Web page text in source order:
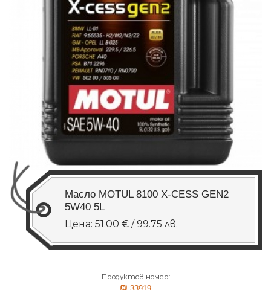
Масло MOTUL 8100 X-CESS GEN2
5W40 5L
Цена: 51.00 € / 99.75 лв.
Продуктов номер: